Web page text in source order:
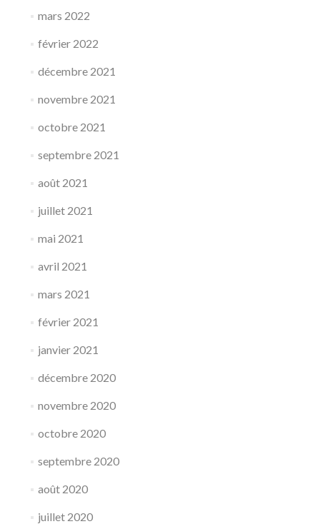
mars 2022
février 2022
décembre 2021
novembre 2021
octobre 2021
septembre 2021
août 2021
juillet 2021
mai 2021
avril 2021
mars 2021
février 2021
janvier 2021
décembre 2020
novembre 2020
octobre 2020
septembre 2020
août 2020
juillet 2020